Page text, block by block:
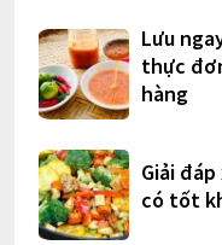
Lưu
thực
hàng
Giải
có tốt